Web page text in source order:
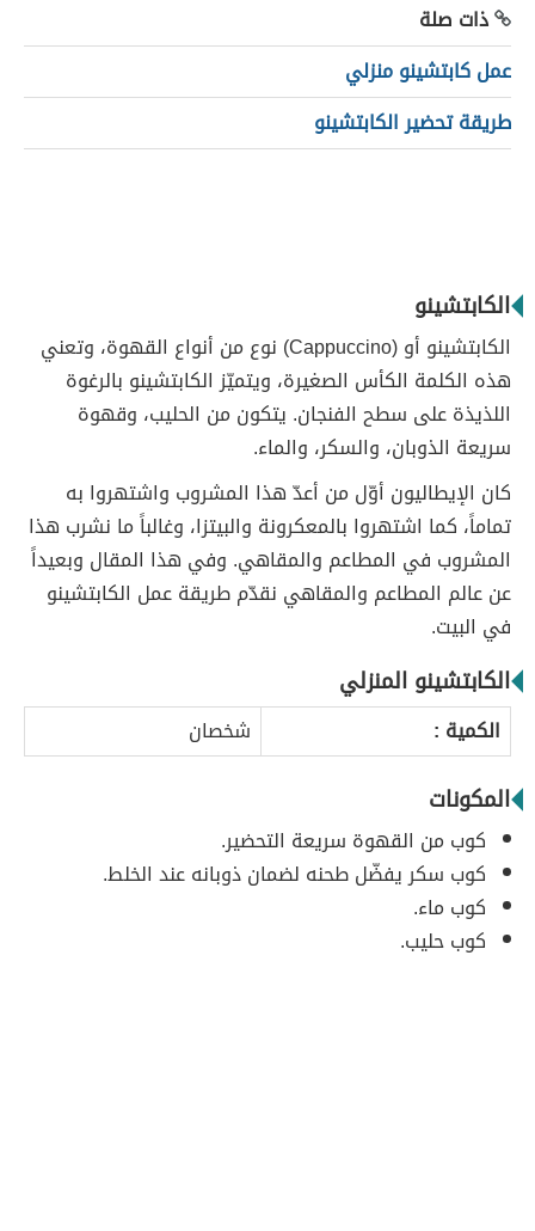
ذات صلة
عمل كابتشينو منزلي
طريقة تحضير الكابتشينو
الكابتشينو
الكابتشينو أو (Cappuccino) نوع من أنواع القهوة، وتعني
هذه الكلمة الكأس الصغيرة، ويتميّز الكابتشينو بالرغوة
اللذيذة على سطح الفنجان. يتكون من الحليب، وقهوة
سريعة الذوبان، والسكر، والماء.
كان الإيطاليون أوّل من أعدّ هذا المشروب واشتهروا به
تماماً، كما اشتهروا بالمعكرونة والبيتزا، وغالباً ما نشرب هذا
المشروب في المطاعم والمقاهي. وفي هذا المقال وبعيداً
عن عالم المطاعم والمقاهي نقدّم طريقة عمل الكابتشينو
في البيت.
الكابتشينو المنزلي
الكمية : شخصان
المكونات
كوب من القهوة سريعة التحضير.
كوب سكر يفضّل طحنه لضمان ذوبانه عند الخلط.
كوب ماء.
كوب حليب.